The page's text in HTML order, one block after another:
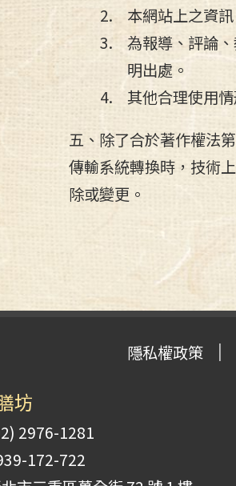
本網站上之資
為報導、評論
明出處。
其他合理使用
五、除了合於著作權法
傳輸系統轉換時，技術
除或變更。
隱私權政策
坊
2976-1281
172-722